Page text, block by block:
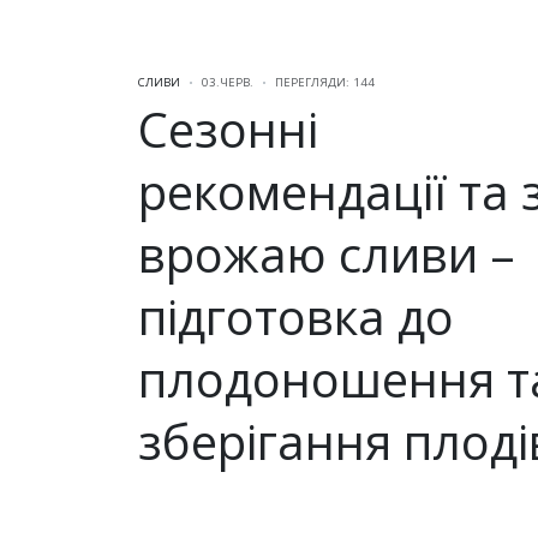
СЛИВИ 03.ЧЕРВ. ПЕРЕГЛЯДИ: 144
Сезонні
рекомендації та
врожаю сливи –
підготовка до
плодоношення
зберігання